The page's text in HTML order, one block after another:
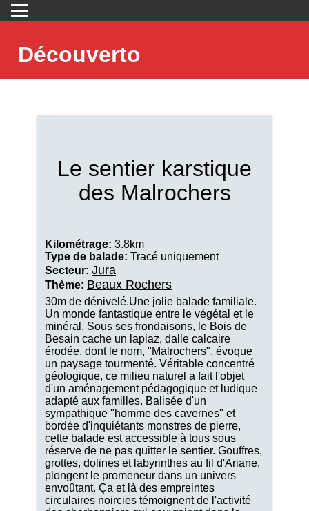
Découverto
Le sentier karstique
des Malrochers
Kilométrage: 3.8km
Type de balade: Tracé uniquement
Secteur: Jura
Thème: Beaux Rochers
30m de dénivelé.Une jolie balade familiale.
Un monde fantastique entre le végétal et le
minéral. Sous ses frondaisons, le Bois de
Besain cache un lapiaz, dalle calcaire
érodée, dont le nom, "Malrochers", évoque
un paysage tourmenté. Véritable concentré
géologique, ce milieu naturel a fait l'objet
d'un aménagement pédagogique et ludique
adapté aux familles. Balisée d'un
sympathique "homme des cavernes" et
bordée d'inquiétants monstres de pierre,
cette balade est accessible à tous sous
réserve de ne pas quitter le sentier. Gouffres,
grottes, dolines et labyrinthes au fil d'Ariane,
plongent le promeneur dans un univers
envoûtant. Ça et là des empreintes
circulaires noircies témoignent de l'activité